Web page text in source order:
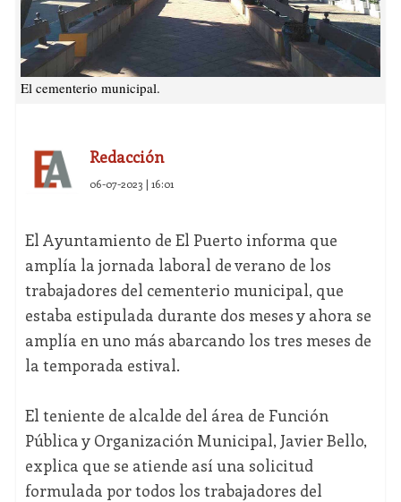
El cementerio municipal.
Redacción
06-07-2023 | 16:01
El Ayuntamiento de El Puerto informa que
amplía la jornada laboral de verano de los
trabajadores del cementerio municipal, que
estaba estipulada durante dos meses y ahora se
amplía en uno más abarcando los tres meses de
la temporada estival.
El teniente de alcalde del área de Función
Pública y Organización Municipal, Javier Bello,
explica que se atiende así una solicitud
formulada por todos los trabajadores del